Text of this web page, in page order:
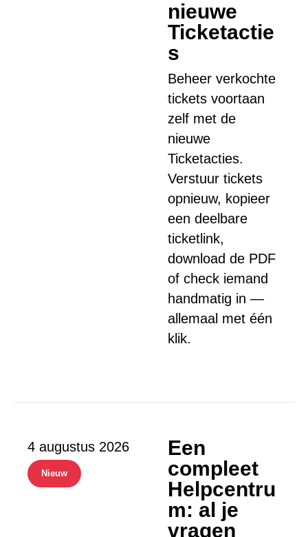
nieuwe
Ticketactie
s
Beheer verkochte
tickets voortaan
zelf met de
nieuwe
Ticketacties.
Verstuur tickets
opnieuw, kopieer
een deelbare
ticketlink,
download de PDF
of check iemand
handmatig in —
allemaal met één
klik.
4 augustus 2026
Nieuw
Een
compleet
Helpcentru
m: al je
vragen